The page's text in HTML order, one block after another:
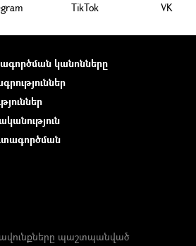
ТikТоk VK
կանոնները
պաշտպանված